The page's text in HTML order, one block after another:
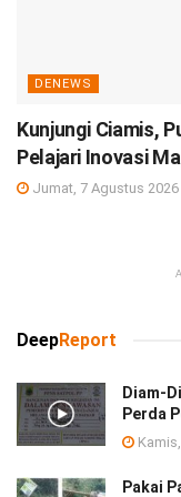
DENEWS
Kunjungi Ciamis,
Pelajari Inovasi
Jumat, 7 Agustus 2026
DeepReport
Diam-
Perda
Pakai